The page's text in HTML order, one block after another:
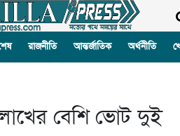
রাজনীতি আন্তর্জাতিক অর্থনীতি
বেশি ভোট দুই